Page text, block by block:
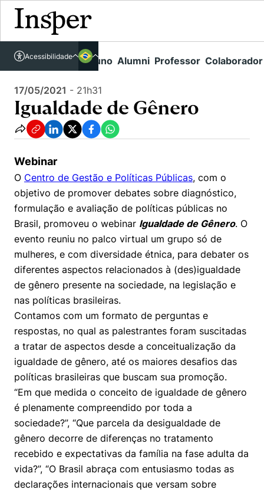
Links rápidos Aluno Alumni Professor Colaborador
Acessibilidade
Acessível em libras
Vestibular
Graduação
Todas as Engenharias
Engenharia de Computação
Engenharia de Produção
Engenharia Mecânica
Engenharia Mecatrônica
Direito
Economia
Finanças
Educação Executiva
Busca por Áreas de Conhecimento
Quem Somos
O Insper
Internacional
Student Life
Núcleo de Carreiras
Hub de Inovação e Empreendedorismo
Como funciona
Prêmio Duda Ermírio de Moraes
Como funciona
Resolução Eficaz de Problemas
Oportunidade de Negócios
Women in Action
Trabalhe conosco
Sala de Imprensa
Comunidade Transforme
Missão
Projetos Sociais
Lista de doadores
Pesquisa
Centros de Conhecimento
Cátedras
Centro de Dados e IA
Biblioteca Telles
Repositório Institucional
Pesquisa na Graduação
Seminários Acadêmicos
Comitê de Ética em Pesquisa
Conteúdos
Carreiras e Cursos
Eventos
Newsletters
Notícias
Youtube
Instagram
Linkedin
Unidades Acadêmicas
Gestão e Economia
Engenharia e Ciência da Computação
Direito
Corpo Docente
Busca por docentes
Áreas de Conhecimento
Prêmios de Excelência
Ensino e aprendizagem
Fale Conosco
Atendimento
Visite o Insper
Canal de Ética
Ouvidoria
Portal da Privacidade
Insper - Home Page\Agenda de Eventos - arquivo \
17/05/2021 - 21h31
Igualdade de Gênero
Webinar
O Centro de Gestão e Políticas Públicas, com o
objetivo de promover debates sobre diagnóstico,
formulação e avaliação de políticas públicas no
Brasil, promoveu o webinar Igualdade de Gênero. O
evento reuniu no palco virtual um grupo só de
mulheres, e com diversidade étnica, para debater os
diferentes aspectos relacionados à (des)igualdade
de gênero presente na sociedade, na legislação e
nas políticas brasileiras.
Contamos com um formato de perguntas e
respostas, no qual as palestrantes foram suscitadas
a tratar de aspectos desde a conceitualização da
igualdade de gênero, até os maiores desafios das
políticas brasileiras que buscam sua promoção.
“Em que medida o conceito de igualdade de gênero
é plenamente compreendido por toda a
sociedade?”, “Que parcela da desigualdade de
gênero decorre de diferenças no tratamento
recebido e expectativas da família na fase adulta da
vida?”, “O Brasil abraça com entusiasmo todas as
declarações internacionais que versam sobre